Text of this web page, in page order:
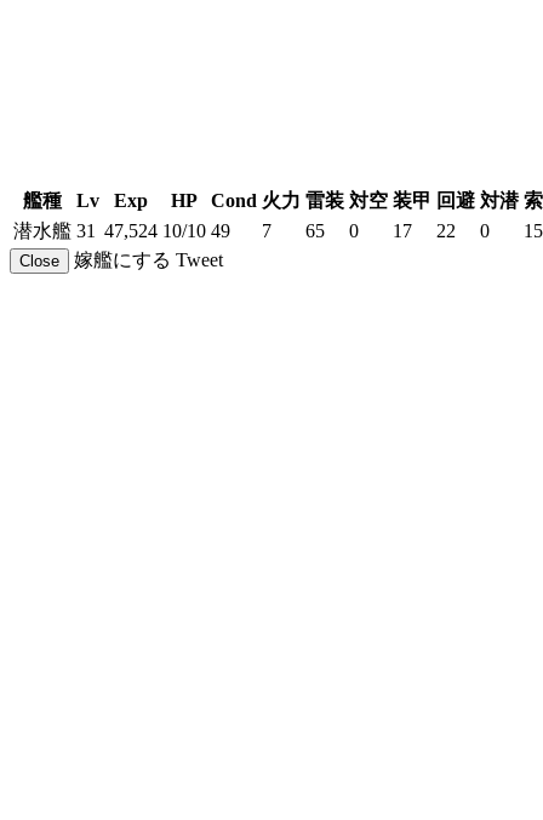
艦種 Lv Exp HP Cond 火力 雷装 対空 装甲 回避 対潜
潜水艦 31 47,524 10/10 49 7 65 0 17 22 0 15
Close 嫁艦にする Tweet